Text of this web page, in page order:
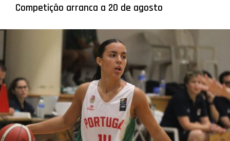
Competição arranca a 20 de agosto